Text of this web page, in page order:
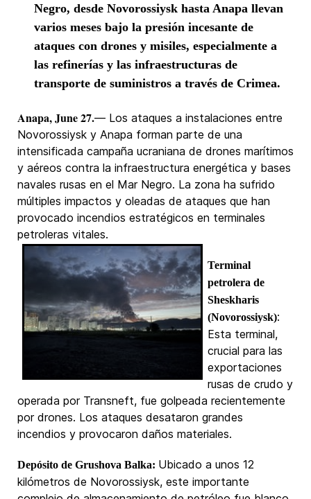
Negro, desde Novorossiysk hasta Anapa llevan
varios meses bajo la presión incesante de
ataques con drones y misiles, especialmente a
las refinerías y las infraestructuras de
transporte de suministros a través de Crimea.
Anapa, June 27.— Los ataques a instalaciones entre
Novorossiysk y Anapa forman parte de una
intensificada campaña ucraniana de drones marítimos
y aéreos contra la infraestructura energética y bases
navales rusas en el Mar Negro. La zona ha sufrido
múltiples impactos y oleadas de ataques que han
provocado incendios estratégicos en terminales
petroleras vitales.
Terminal
petrolera de
Sheskharis
(Novorossiysk):
Esta terminal,
crucial para las
exportaciones
rusas de crudo y
operada por Transneft, fue golpeada recientemente
por drones. Los ataques desataron grandes
incendios y provocaron daños materiales.
Depósito de Grushova Balka: Ubicado a unos 12
kilómetros de Novorossiysk, este importante